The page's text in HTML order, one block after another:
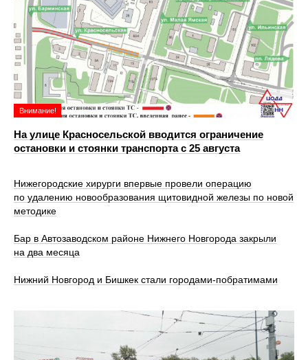
Внимание!
На улице Красносельской вводится ограничение
остановки и стоянки транспорта с 25 августа
Нижегородские хирурги впервые провели операцию
по удалению новообразования щитовидной железы по новой
методике
Бар в Автозаводском районе Нижнего Новгорода закрыли
на два месяца
Нижний Новгород и Бишкек стали городами-побратимами